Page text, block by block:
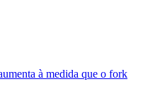
à medida que o fork